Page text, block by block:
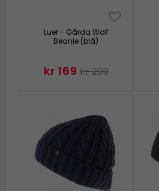
Luer - Gårda Wolf
Beanie (blå)
kr 169 kr 209